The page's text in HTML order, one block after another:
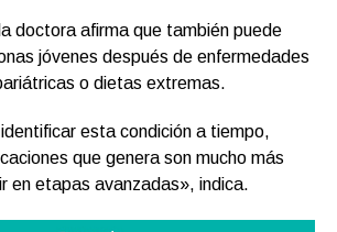
doctora afirma que también puede
jóvenes después de enfermedades
o dietas extremas.
esta condición a tiempo,
que genera son mucho más
en etapas avanzadas», indica.